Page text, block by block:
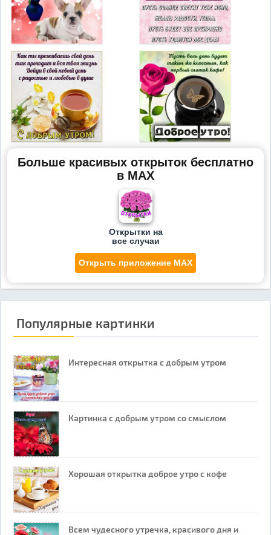
Больше красивых открыток бесплатно
в MAX
Открытки на
все случаи
Открыть приложение MAX
Популярные картинки
Интересная открытка с добрым утром
Картинка с добрым утром со смыслом
Хорошая открытка доброе утро с кофе
Всем чудесного утречка, красивого дня и